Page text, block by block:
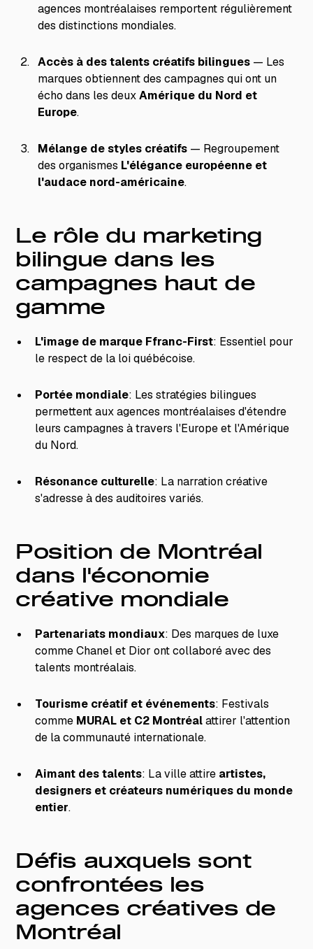
agences montréalaises remportent régulièrement
des distinctions mondiales.
Accès à des talents créatifs bilingues — Les
marques obtiennent des campagnes qui ont un
écho dans les deuxAmérique du Nord et
Europe.
Mélange de styles créatifs — Regroupement
des organismes L'élégance européenne et
l'audace nord-américaine.
Le rôle du marketing
bilingue dans les
campagnes haut de
gamme
L'image de marque Ffranc-First: Essentiel pour
le respect de la loi québécoise.
Portée mondiale: Les stratégies bilingues
permettent aux agences montréalaises d'étendre
leurs campagnes à travers l'Europe et l'Amérique
du Nord.
Résonance culturelle: La narration créative
s'adresse à des auditoires variés.
Position de Montréal
dans l'économie
créative mondiale
Partenariats mondiaux: Des marques de luxe
comme Chanel et Dior ont collaboré avec des
talents montréalais.
Tourisme créatif et événements: Festivals
comme MURAL et C2 Montréalattirer l'attention
de la communauté internationale.
Aimant des talents: La ville attire artistes,
designers et créateurs numériques du monde
entier.
Défis auxquels sont
confrontées les
agences créatives de
Montréal